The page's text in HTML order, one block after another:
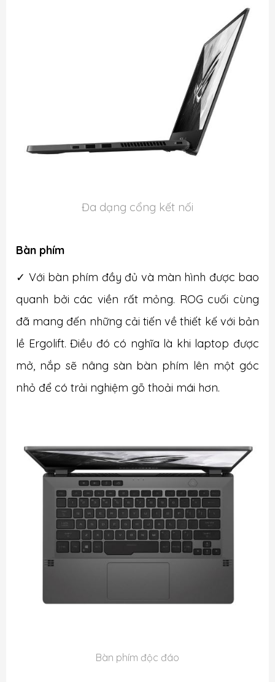
Đa dạng cổng kết nối
Bàn phím
✓ Với bàn phím đầy đủ và màn hình được bao
quanh bởi các viền rất mỏng. ROG cuối cùng
đã mang đến những cải tiến về thiết kế với bản
lề Ergolift. Điều đó có nghĩa là khi laptop được
mở, nắp sẽ nâng sàn bàn phím lên một góc
nhỏ để có trải nghiệm gõ thoải mái hơn. ​
Bàn phím độc đáo